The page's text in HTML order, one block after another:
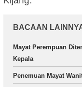
BACAAN
Mayat Perempuan
Kepala
Penemuan Mayat